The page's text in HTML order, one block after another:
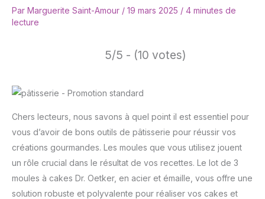
Par Marguerite Saint-Amour / 19 mars 2025 / 4 minutes de
lecture
5/5 - (10 votes)
Chers lecteurs, nous savons à quel point il est essentiel pour
vous d’avoir de bons outils de pâtisserie pour réussir vos
créations gourmandes. Les moules que vous utilisez jouent
un rôle crucial dans le résultat de vos recettes. Le lot de 3
moules à cakes Dr. Oetker, en acier et émaille, vous offre une
solution robuste et polyvalente pour réaliser vos cakes et